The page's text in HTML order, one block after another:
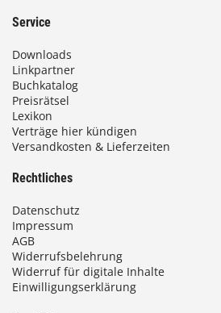
Service
Downloads
Linkpartner
Buchkatalog
Preisrätsel
Lexikon
Verträge hier kündigen
Versandkosten & Lieferzeiten
Rechtliches
Datenschutz
Impressum
AGB
Widerrufsbelehrung
Widerruf für digitale Inhalte
Einwilligungserklärung